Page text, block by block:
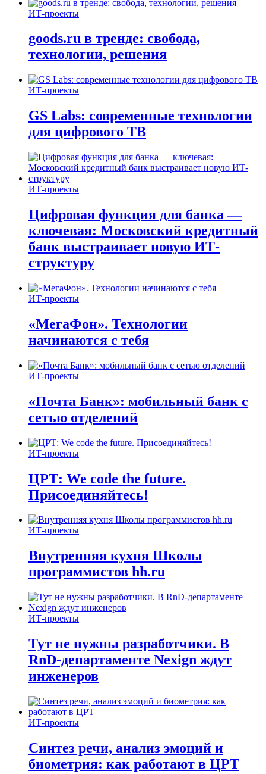
ИТ-проекты
goods.ru в тренде: свобода,
технологии, решения
ИТ-проекты
GS Labs: современные технологии
для цифрового ТВ
ИТ-проекты
Цифровая функция для банка —
ключевая: Московский кредитный
банк выстраивает новую ИТ-
структуру
ИТ-проекты
«МегаФон». Технологии
начинаются с тебя
ИТ-проекты
«Почта Банк»: мобильный банк с
сетью отделений
ИТ-проекты
ЦРТ: We code the future.
Присоединяйтесь!
ИТ-проекты
Внутренняя кухня Школы
программистов hh.ru
ИТ-проекты
Тут не нужны разработчики. В
RnD-департаменте Nexign ждут
инженеров
ИТ-проекты
Синтез речи, анализ эмоций и
биометрия: как работают в ЦРТ